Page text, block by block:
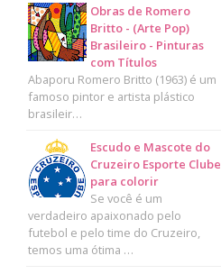
Obras de Romero
Britto - (Arte Pop)
Brasileiro - Pinturas
com Títulos
Abaporu Romero Britto (1963) é um
famoso pintor e artista plástico
brasileir…
Escudo e Mascote do
Cruzeiro Esporte Clube
para colorir
Se você é um
verdadeiro apaixonado pelo
futebol e pelo time do Cruzeiro,
temos uma ótima …